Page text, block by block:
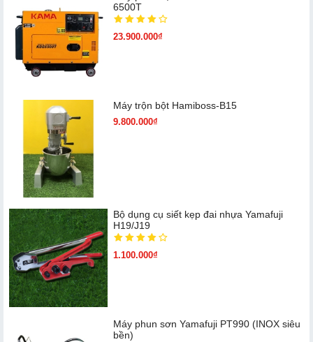
6500T
23.900.000₫
Máy trộn bột Hamiboss-B15
9.800.000₫
Bộ dụng cụ siết kẹp đai nhựa Yamafuji
H19/J19
1.100.000₫
Máy phun sơn Yamafuji PT990 (INOX siêu
bền)